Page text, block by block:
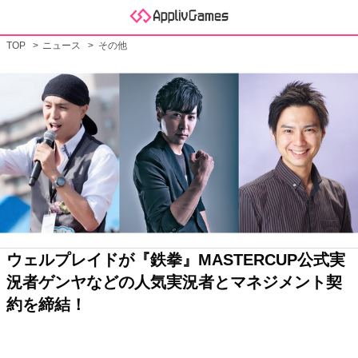
TOP ニュース その他
ウェルプレイドが『鉄拳』MASTERCUP公式実
況者ゲンヤなどの人気実況者とマネジメント契
約を締結！